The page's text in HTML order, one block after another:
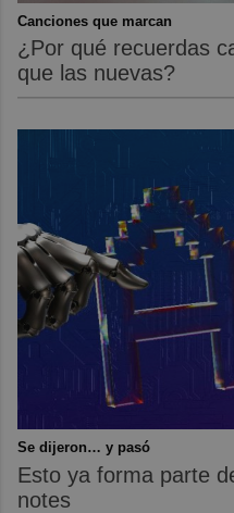
Canciones que marcan
¿Por qué recuerdas
que las nuevas?
Se dijeron… y pasó
Esto ya forma parte
notes